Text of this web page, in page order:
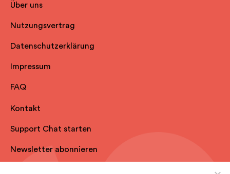
Über uns
Nutzungsvertrag
Datenschutzerklärung
Impressum
FAQ
Kontakt
Support Chat starten
Newsletter abonnieren